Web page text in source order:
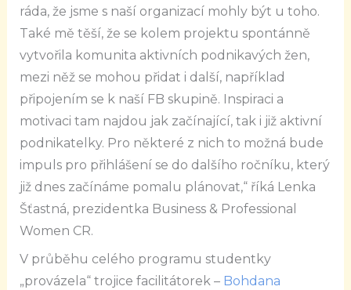
ráda, že jsme s naší organizací mohly být u toho.
Také mě těší, že se kolem projektu spontánně
vytvořila komunita aktivních podnikavých žen,
mezi něž se mohou přidat i další, například
připojením se k naší FB skupině. Inspiraci a
motivaci tam najdou jak začínající, tak i již aktivní
podnikatelky. Pro některé z nich to možná bude
impuls pro přihlášení se do dalšího ročníku, který
již dnes začínáme pomalu plánovat,“ říká Lenka
Šťastná, prezidentka Business & Professional
Women CR.
V průběhu celého programu studentky
„provázela“ trojice facilitátorek – Bohdana